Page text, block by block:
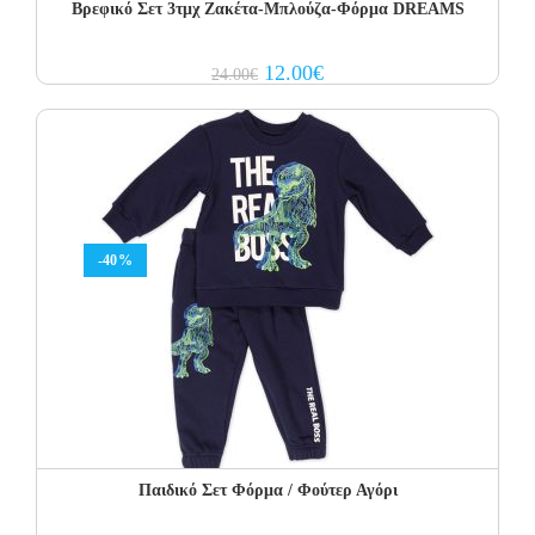
Βρεφικό Σετ 3τμχ Ζακέτα-Μπλούζα-Φόρμα DREAMS
24.00€ Original
price
24.00€.
12.00€Current
price
12.00€.
-40%
Παιδικό Σετ Φόρμα / Φούτερ Αγόρι